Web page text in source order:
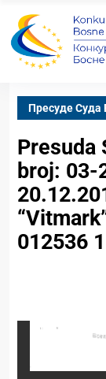
Пресуде Суда
Presuda
broj:
012536